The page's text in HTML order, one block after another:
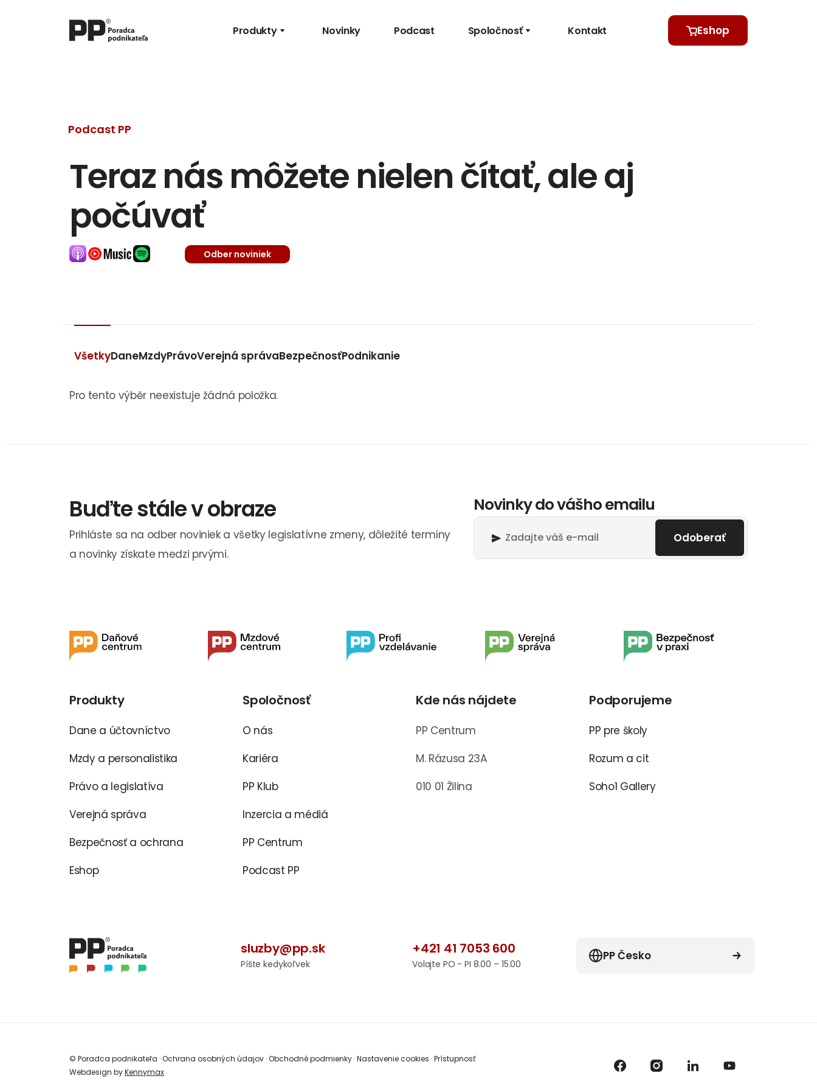
Produkty Novinky Podcast Spoločnosť Kontakt Eshop
Podcast PP
Teraz nás môžete nielen čítať, ale aj
počúvať
Odber noviniek
VšetkyDaneMzdyPrávoVerejná správaBezpečnosťPodnikanie
Pro tento výběr neexistuje žádná položka.
Buďte stále v obraze
Prihláste sa na odber noviniek a všetky legislatívne zmeny, dôležité termíny
a novinky získate medzi prvými.
Novinky do vášho emailu
Odoberať
Produkty
Dane a účtovníctvo
Mzdy a personalistika
Právo a legislatíva
Verejná správa
Bezpečnosť a ochrana
Eshop
Spoločnosť
O nás
Kariéra
PP Klub
Inzercia a médiá
PP Centrum
Podcast PP
Kde nás nájdete
PP Centrum
M. Rázusa 23A
010 01 Žilina
Podporujeme
PP pre školy
Rozum a cit
Soho1 Gallery
sluzby@pp.sk
Píšte kedykoľvek
+421 41 7053 600
Volajte PO - PI 8.00 – 15.00
PP Česko
© Poradca podnikateľa ·Ochrana osobných údajov ·Obchodné podmienky ·Nastavenie cookies ·Prístupnosť
Webdesign byKennymax